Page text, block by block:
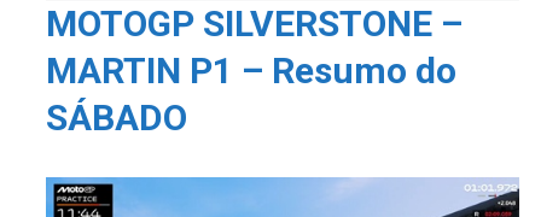
MOTOGP SILVERSTONE –
MARTIN P1 – Resumo do
SÁBADO